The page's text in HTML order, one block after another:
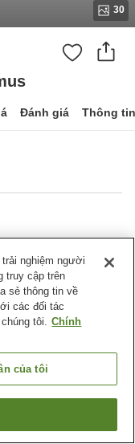
30
Đánh giá Thông
Bergen
nghiệm người
truy cập trên
sẻ thông tin về
các đối tác
tôi. Chính
của tôi